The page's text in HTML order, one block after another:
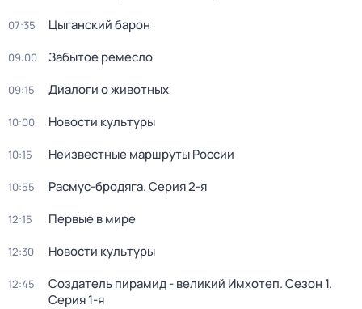
07:35 Цыганский барон
09:00 Забытое ремесло
09:15 Диалоги о животных
10:00 Новости культуры
10:15 Неизвестные маршруты России
10:55 Расмус-бродяга. Серия 2-я
12:15 Первые в мире
12:30 Новости культуры
12:45 Создатель пирамид - великий Имхотеп. Сезон 1.
Серия 1-я